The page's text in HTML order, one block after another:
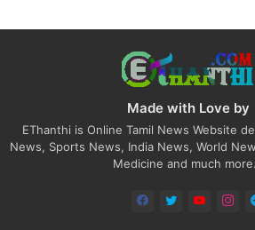
Made with Love by
EThanthi is Online Tamil News Website
News, Sports News, India News, World
Medicine and much